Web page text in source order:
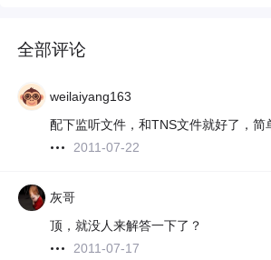
全部评论
weilaiyang163
配下监听文件，和TNS文件就好了，简
2011-07-22
灰哥
顶，就没人来解答一下了？
2011-07-17